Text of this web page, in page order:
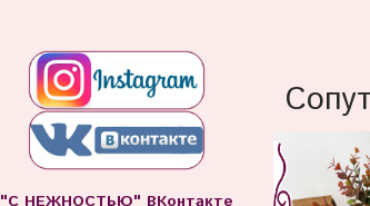
"С НЕЖНОСТЬЮ" ВКонтакте